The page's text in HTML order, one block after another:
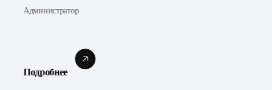
Администратор
Подробнее